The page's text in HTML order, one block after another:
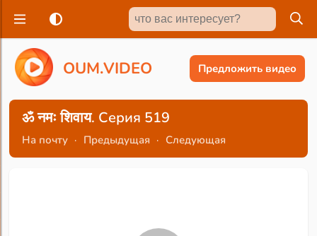
OUM.VIDEO Предложить видео
ॐ नमः शिवाय. Серия 519
На почту · Предыдущая · Следующая